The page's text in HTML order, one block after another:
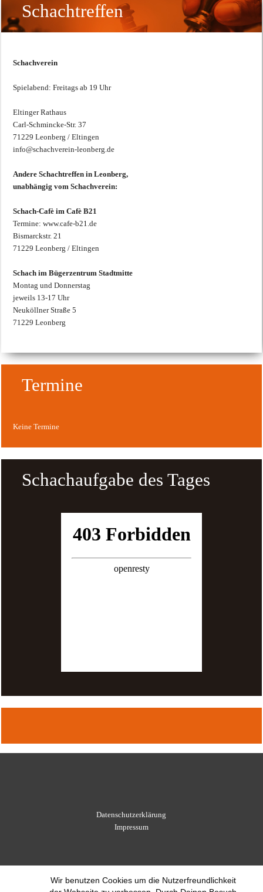
Wir benutzen Cookies um die Nutzerfreundlichkeit
Schachtreffen
Schachverein
Spielabend: Freitags ab 19 Uhr
Eltinger Rathaus
Carl-Schmincke-Str. 37
71229 Leonberg / Eltingen
info@schachverein-leonberg.de
Andere Schachtreffen in Leonberg,
unabhängig vom Schachverein:
Schach-Cafè im Cafè B21
Termine: www.cafe-b21.de
Bismarckstr. 21
71229 Leonberg / Eltingen
Schach im Bügerzentrum Stadtmitte
Montag und Donnerstag
jeweils 13-17 Uhr
Neuköllner Straße 5
71229 Leonberg
Termine
Keine Termine
Schachaufgabe des Tages
Datenschutzerklärung
Impressum